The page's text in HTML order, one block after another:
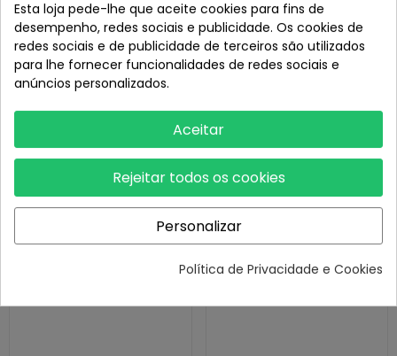
Drone DJI Flip
359,00 €
Drone DJI Flip (DJI RC-2)
519,00 €
Em promoção!
Esta loja pede-lhe que aceite cookies para fins de
desempenho, redes sociais e publicidade. Os cookies de
redes sociais e de publicidade de terceiros são utilizados
para lhe fornecer funcionalidades de redes sociais e
anúncios personalizados.
Aceitar
Rejeitar todos os cookies
Personalizar
Política de Privacidade e Cookies